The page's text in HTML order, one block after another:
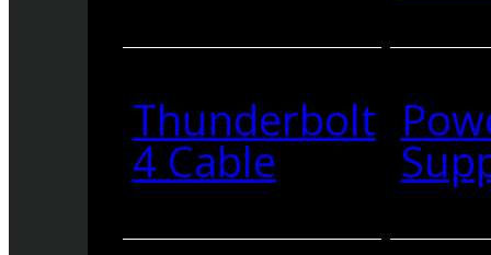
Thunderbolt
4 Cable